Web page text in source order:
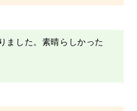
ました。素晴らしかった